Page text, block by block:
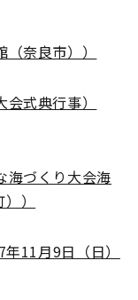
奈良市））
式典行事）
海づくり大会海
）
11月9日（日）